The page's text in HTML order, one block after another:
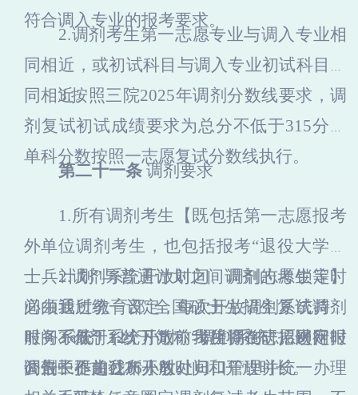
符合调入专业的报考要求。
2.调剂考生第一志愿专业与调入专业相
同相近，或初试科目与调入专业初试科目相
同相近。
3.按照三院2025年调剂分数线要求，调
剂复试初试成绩要求为总分不低于315分，
单科分数按照一志愿复试分数线执行。
第二十一条 调剂要求
1.所有调剂考生【既包括第一志愿报考
外单位调剂考生，也包括报考“退役大学生
士兵计划”与普通计划之间调剂的考生等】
必须通过教育部“全国硕士生招生复试调剂
服务系统”（以下简称“调剂系统”）进行。
调剂工作由我所人教处归口管理并统一办理
2.调剂系统开放时间、调剂志愿锁定时
间由我所统一设定，每次开放调剂系统持续
时间不低于12个小时，考生调剂志愿锁定时
间最长不超过36小时。
3.调剂系统开放前我所将在研招网网报
公告中提前公布开放时间和开放时长。